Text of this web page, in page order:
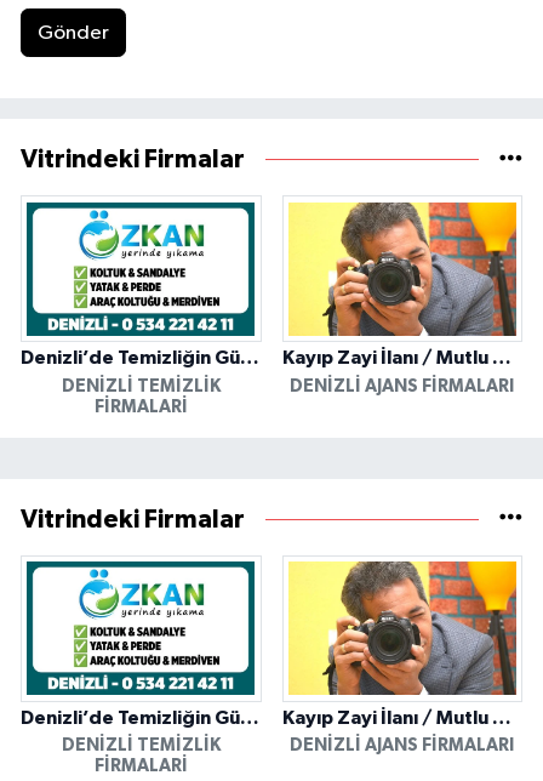
Gönder
Vitrindeki Firmalar
Denizli’de Temizliğin Güvenilir Adresi: Özkan Yerinde Yıkama
DENIZLI TEMIZLIK
FIRMALARI
Kayıp Zayi İlanı / Mutlu Ajans / Denizli
DENIZLI AJANS FIRMALARI
Vitrindeki Firmalar
Denizli’de Temizliğin Güvenilir Adresi: Özkan Yerinde Yıkama
DENIZLI TEMIZLIK
FIRMALARI
Kayıp Zayi İlanı / Mutlu Ajans / Denizli
DENIZLI AJANS FIRMALARI